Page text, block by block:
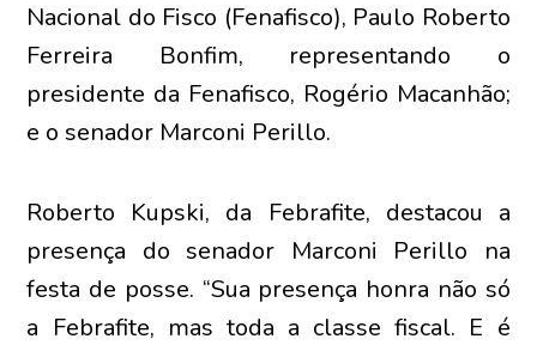
Nacional do Fisco (Fenafisco), Paulo Roberto
Ferreira Bonfim, representando o
presidente da Fenafisco, Rogério Macanhão;
e o senador Marconi Perillo.
Roberto Kupski, da Febrafite, destacou a
presença do senador Marconi Perillo na
festa de posse. “Sua presença honra não só
a Febrafite, mas toda a classe fiscal. E é